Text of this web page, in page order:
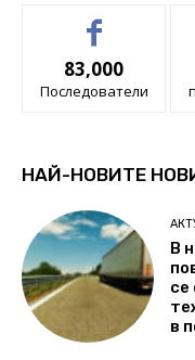
83,000
Последователи
НАЙ-НОВИТЕ
В
се
в